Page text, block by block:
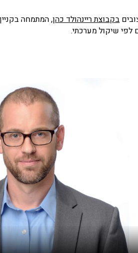
בקבוצת ריינהולד כהן,המתמחה בקניין
לפי שיקול מערכתי.